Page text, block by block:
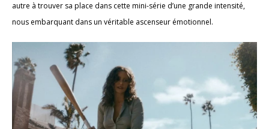
autre à trouver sa place dans cette mini-série d’une grande intensité,
nous embarquant dans un véritable ascenseur émotionnel.